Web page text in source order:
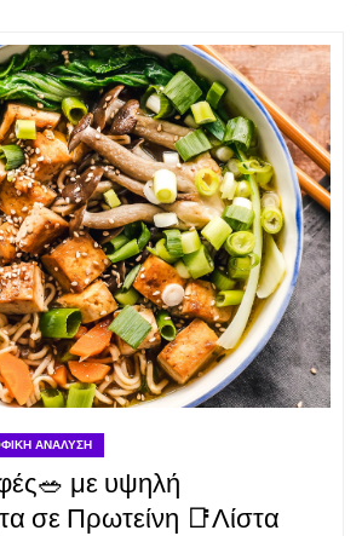
ΑΝΆΛΥΣΗ
με υψηλή
σε Πρωτείνη 📑Λίστα